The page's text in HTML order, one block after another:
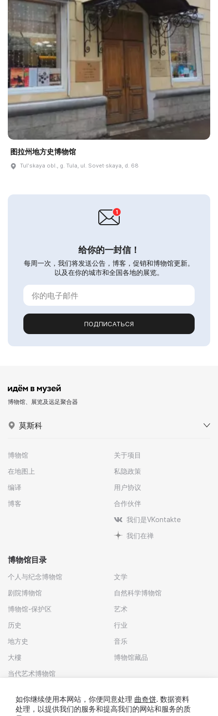
图拉州地方史博物馆
Tulʹskaya obl., g. Tula, ul. Sovet·skaya, d. 68
给你的一封信！
每周一次，我们将发送公告，博客，促销和博物馆更新。
以及在你的城市和全国各地的展览。
ПОДПИСАТЬСЯ
博物馆、展览及远足聚合器
莫斯科
博物馆
在地图上
编译
博客
关于项目
私隐政策
用户协议
合作伙伴
我们是VKontakte
我们在禅
博物馆目录
个人与纪念博物馆
剧院博物馆
博物馆-保护区
历史
地方史
大樓
当代艺术博物馆
文学
自然科学博物馆
艺术
行业
音乐
博物馆藏品
如你继续使用本网站，你便同意处理 曲奇饼. 数据资料
处理，以提供我们的服务和提高我们的网站和服务的质